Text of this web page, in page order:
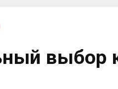
выбор